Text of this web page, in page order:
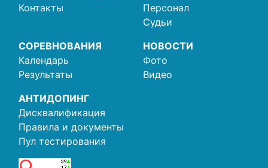
Контакты
Персонал
Судьи
СОРЕВНОВАНИЯ
Календарь
Результаты
НОВОСТИ
Фото
Видео
АНТИДОПИНГ
Дисквалификация
Правила и документы
Пул тестирования